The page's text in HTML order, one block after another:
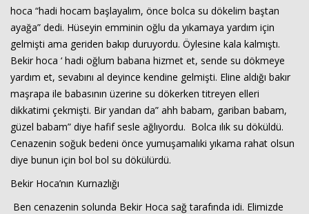
hoca “hadi hocam başlayalım, önce bolca su dökelim baştan
ayağa” dedi. Hüseyin emminin oğlu da yıkamaya yardım için
gelmişti ama geriden bakıp duruyordu. Öylesine kala kalmıştı.
Bekir hoca ‘ hadi oğlum babana hizmet et, sende su dökmeye
yardım et, sevabını al deyince kendine gelmişti. Eline aldığı bakır
maşrapa ile babasının üzerine su dökerken titreyen elleri
dikkatimi çekmişti. Bir yandan da” ahh babam, gariban babam,
güzel babam” diye hafif sesle ağlıyordu. Bolca ılık su döküldü.
Cenazenin soğuk bedeni önce yumuşamalıki yıkama rahat olsun
diye bunun için bol bol su dökülürdü.
Bekir Hoca’nın Kurnazlığı
Ben cenazenin solunda Bekir Hoca sağ tarafında idi. Elimizde